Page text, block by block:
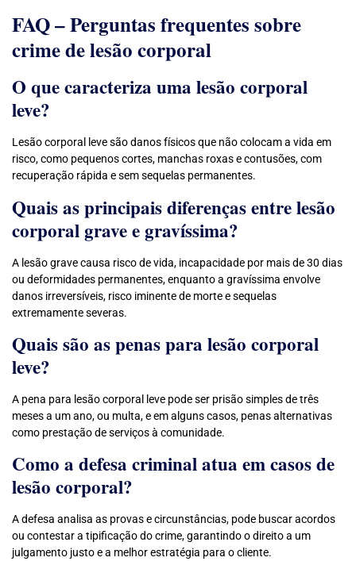
FAQ – Perguntas frequentes sobre
crime de lesão corporal
O que caracteriza uma lesão corporal
leve?
Lesão corporal leve são danos físicos que não colocam a vida em
risco, como pequenos cortes, manchas roxas e contusões, com
recuperação rápida e sem sequelas permanentes.
Quais as principais diferenças entre lesão
corporal grave e gravíssima?
A lesão grave causa risco de vida, incapacidade por mais de 30 dias
ou deformidades permanentes, enquanto a gravíssima envolve
danos irreversíveis, risco iminente de morte e sequelas
extremamente severas.
Quais são as penas para lesão corporal
leve?
A pena para lesão corporal leve pode ser prisão simples de três
meses a um ano, ou multa, e em alguns casos, penas alternativas
como prestação de serviços à comunidade.
Como a defesa criminal atua em casos de
lesão corporal?
A defesa analisa as provas e circunstâncias, pode buscar acordos
ou contestar a tipificação do crime, garantindo o direito a um
julgamento justo e a melhor estratégia para o cliente.